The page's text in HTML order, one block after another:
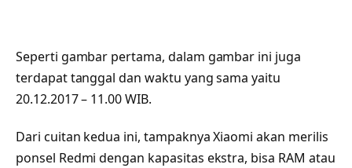
Seperti gambar pertama, dalam gambar ini juga
terdapat tanggal dan waktu yang sama yaitu
20.12.2017 – 11.00 WIB.
Dari cuitan kedua ini, tampaknya Xiaomi akan merilis
ponsel Redmi dengan kapasitas ekstra, bisa RAM atau